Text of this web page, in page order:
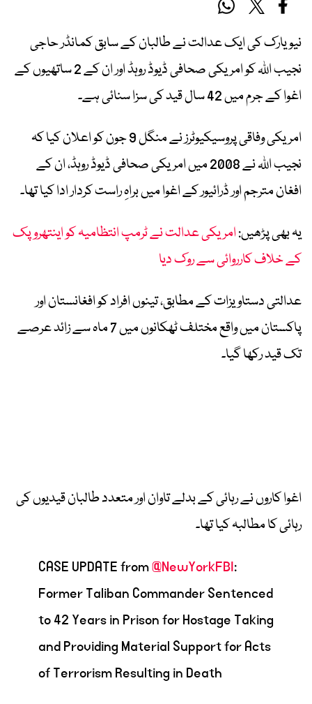
نیویارک کی ایک عدالت نے طالبان کے سابق کمانڈر حاجی
نجیب اللہ کو امریکی صحافی ڈیوڈ روہڈ اور ان کے 2 ساتھیوں کے
اغوا کے جرم میں 42 سال قید کی سزا سنائی ہے۔
امریکی وفاقی پروسیکیوٹرز نے منگل 9 جون کو اعلان کیا کہ
نجیب اللہ نے 2008 میں امریکی صحافی ڈیوڈ روہڈ، ان کے
افغان مترجم اور ڈرائیور کے اغوا میں براہِ راست کردار ادا کیا تھا۔
یہ بھی پڑھیں:امریکی عدالت نے ٹرمپ انتظامیہ کو اینتھروپک
کے خلاف کارروائی سے روک دیا
عدالتی دستاویزات کے مطابق، تینوں افراد کو افغانستان اور
پاکستان میں واقع مختلف ٹھکانوں میں 7 ماہ سے زائد عرصے
تک قید رکھا گیا۔
اغوا کاروں نے رہائی کے بدلے تاوان اور متعدد طالبان قیدیوں کی
رہائی کا مطالبہ کیا تھا۔
CASE UPDATE from@NewYorkFBI:
Former Taliban Commander Sentenced
to 42 Years in Prison for Hostage Taking
and Providing Material Support for Acts
of Terrorism Resulting in Death